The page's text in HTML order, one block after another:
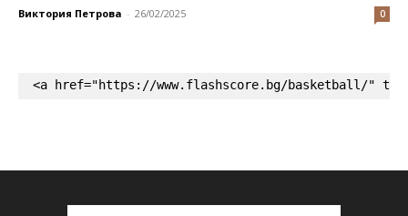
Виктория Петрова - 26/02/2025 0
<a href="https://www.flashscore.bg/basketball/"